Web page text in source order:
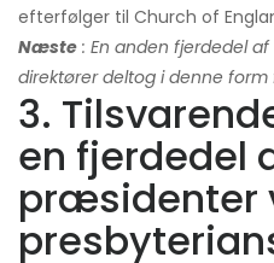
efterfølger til Church of
Næste : En anden fjerdedel
direktører deltog i denne form
3.
en fjerdedel